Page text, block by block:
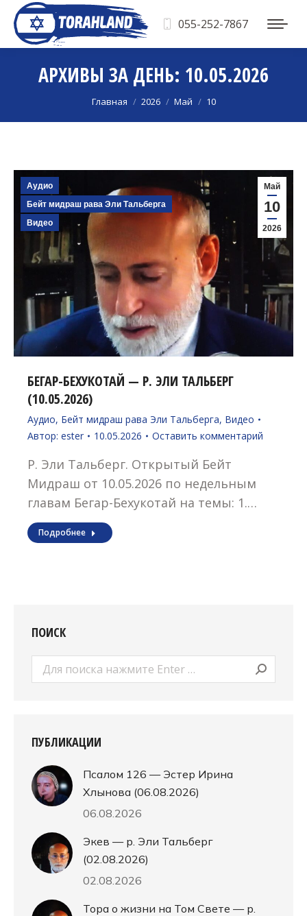
055-252-7867
АРХИВЫ ЗА ДЕНЬ: 10.05.2026
Вы здесь:
Главная 2026 Май 10
Май
10
2026
Аудио
Бейт мидраш рава Эли Тальберга
Видео
БЕГАР-БЕХУКОТАЙ — Р. ЭЛИ ТАЛЬБЕРГ
(10.05.2026)
Аудио, Бейт мидраш рава Эли Тальберга, Видео
Автор: ester 10.05.2026 Оставить комментарий
Р. Эли Тальберг. Открытый Бейт
Мидраш от 10.05.2026 по недельным
главам Бегар-Бехукотай на темы: 1.…
Подробнее
ПОИСК
Поиск:
ПУБЛИКАЦИИ
Псалом 126 — Эстер Ирина
Хлынова (06.08.2026)
06.08.2026
Экев — р. Эли Тальберг
(02.08.2026)
02.08.2026
Тора о жизни на Том Свете — р.